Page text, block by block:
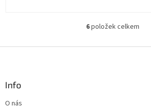
O
l
6položek celkem
Info
O nás